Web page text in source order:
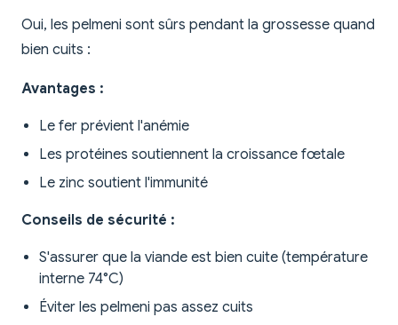
Oui, les pelmeni sont sûrs pendant la grossesse quand
bien cuits :
Avantages :
Le fer prévient l'anémie
Les protéines soutiennent la croissance fœtale
Le zinc soutient l'immunité
Conseils de sécurité :
S'assurer que la viande est bien cuite (température
interne 74°C)
Éviter les pelmeni pas assez cuits